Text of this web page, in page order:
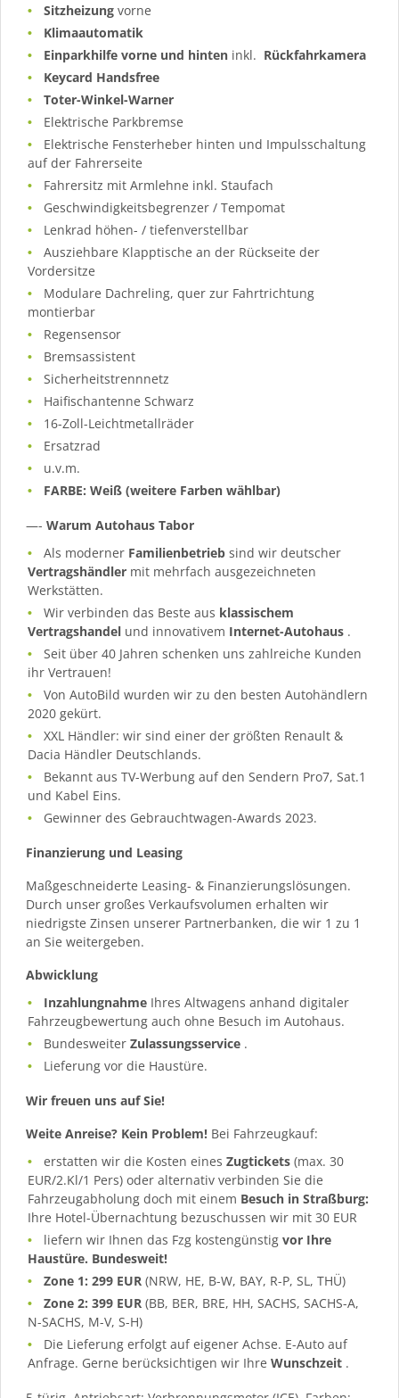
Sitzheizung vorne
Klimaautomatik
Einparkhilfe vorne und hinten inkl. Rückfahrkamera
Keycard Handsfree
Toter-Winkel-Warner
Elektrische Parkbremse
Elektrische Fensterheber hinten und Impulsschaltung
auf der Fahrerseite
Fahrersitz mit Armlehne inkl. Staufach
Geschwindigkeitsbegrenzer / Tempomat
Lenkrad höhen- / tiefenverstellbar
Ausziehbare Klapptische an der Rückseite der
Vordersitze
Modulare Dachreling, quer zur Fahrtrichtung
montierbar
Regensensor
Bremsassistent
Sicherheitstrennnetz
Haifischantenne Schwarz
16-Zoll-Leichtmetallräder
Ersatzrad
u.v.m.
FARBE: Weiß (weitere Farben wählbar)
—- Warum Autohaus Tabor
Als moderner Familienbetrieb sind wir deutscher
Vertragshändler mit mehrfach ausgezeichneten
Werkstätten.
Wir verbinden das Beste aus klassischem
Vertragshandel und innovativem Internet-Autohaus .
Seit über 40 Jahren schenken uns zahlreiche Kunden
ihr Vertrauen!
Von AutoBild wurden wir zu den besten Autohändlern
2020 gekürt.
XXL Händler: wir sind einer der größten Renault &
Dacia Händler Deutschlands.
Bekannt aus TV-Werbung auf den Sendern Pro7, Sat.1
und Kabel Eins.
Gewinner des Gebrauchtwagen-Awards 2023.
Finanzierung und Leasing
Maßgeschneiderte Leasing- & Finanzierungslösungen.
Durch unser großes Verkaufsvolumen erhalten wir
niedrigste Zinsen unserer Partnerbanken, die wir 1 zu 1
an Sie weitergeben.
Abwicklung
Inzahlungnahme Ihres Altwagens anhand digitaler
Fahrzeugbewertung auch ohne Besuch im Autohaus.
BundesweiterZulassungsservice .
Lieferung vor die Haustüre.
Wir freuen uns auf Sie!
Weite Anreise? Kein Problem! Bei Fahrzeugkauf:
erstatten wir die Kosten einesZugtickets (max. 30
EUR/2.Kl/1 Pers) oder alternativ verbinden Sie die
Fahrzeugabholung doch mit einem Besuch in Straßburg:
Ihre Hotel-Übernachtung bezuschussen wir mit 30 EUR
liefern wir Ihnen das Fzg kostengünstigvor Ihre
Haustüre. Bundesweit!
Zone 1: 299 EUR (NRW, HE, B-W, BAY, R-P, SL, THÜ)
Zone 2: 399 EUR (BB, BER, BRE, HH, SACHS, SACHS-A,
N-SACHS, M-V, S-H)
Die Lieferung erfolgt auf eigener Achse. E-Auto auf
Anfrage. Gerne berücksichtigen wir Ihre Wunschzeit .